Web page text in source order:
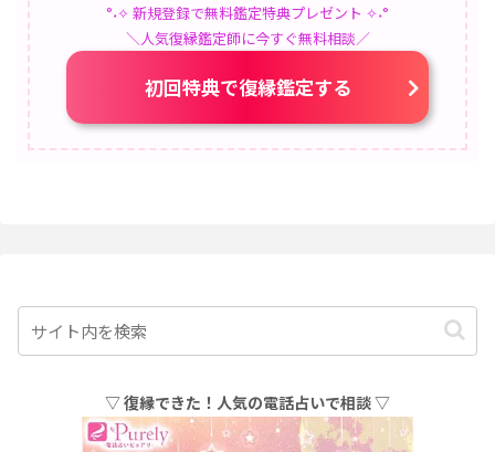
°˖✧ 新規登録で無料鑑定特典プレゼント ✧˖°
＼人気復縁鑑定師に今すぐ無料相談／
初回特典で復縁鑑定する
▽ 復縁できた！人気の電話占いで相談 ▽